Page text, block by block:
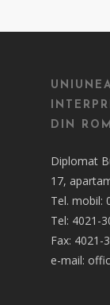
DIN
Diplomat
17,
Tel. mobil:
Tel: 4021-
Fax: 4021-
e-mail: